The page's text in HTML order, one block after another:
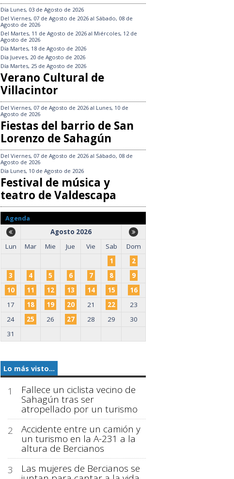
Día Lunes, 03 de Agosto de 2026
Del Viernes, 07 de Agosto de 2026 al Sábado, 08 de
Agosto de 2026
Del Martes, 11 de Agosto de 2026 al Miércoles, 12 de
Agosto de 2026
Día Martes, 18 de Agosto de 2026
Día Jueves, 20 de Agosto de 2026
Día Martes, 25 de Agosto de 2026
Verano Cultural de
Villacintor
Del Viernes, 07 de Agosto de 2026 al Lunes, 10 de
Agosto de 2026
Fiestas del barrio de San
Lorenzo de Sahagún
Del Viernes, 07 de Agosto de 2026 al Sábado, 08 de
Agosto de 2026
Día Lunes, 10 de Agosto de 2026
Festival de música y
teatro de Valdescapa
Agenda
Agosto 2026
Lun
Mar Mie Jue Vie Sab
Dom
1
2
3
4 5 6 7 8
9
10
11 12 13 14 15
16
17
18 19 20 21 22
23
24
25 26 27 28 29
30
31
Lo más visto...
1 Fallece un ciclista vecino de
Sahagún tras ser
atropellado por un turismo
2
Accidente entre un camión y
un turismo en la A-231 a la
altura de Bercianos
3
Las mujeres de Bercianos se